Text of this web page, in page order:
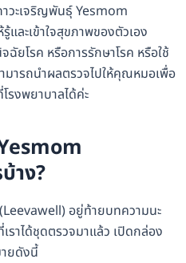
วะเจริญพันธุ์ Yesmom
และเข้าใจสุขภาพของตัวเอง
ฉัยโรค หรือการรักษาโรค หรือใช้
มารถนำผลตรวจไปให้คุณหมอเพื่อ
รงพยาบาลได้ค่ะ
าง?
อยู่ท้ายบทความนะ
ราได้ชุดตรวจมาแล้ว เปิดกล่อง
ยดังนี้